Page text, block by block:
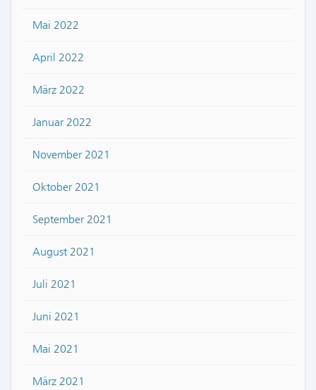
Mai 2022
April 2022
März 2022
Januar 2022
November 2021
Oktober 2021
September 2021
August 2021
Juli 2021
Juni 2021
Mai 2021
März 2021